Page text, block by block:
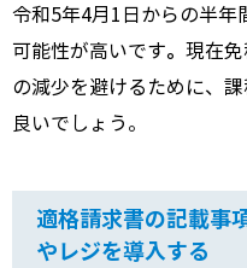
令和5年4月1日からの半年
可能性が高いです。 現在
の減少を避けるために、
良いでしょう。
適格請求書の記載事
やレジを導入する